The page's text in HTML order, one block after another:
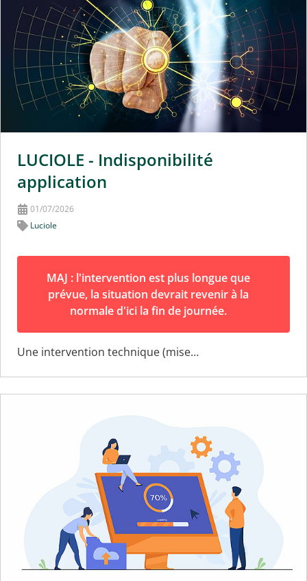
LUCIOLE - Indisponibilité
application
01/07/2026
Luciole
MAJ : l'intervention est plus longue que
prévue, la situation devrait revenir à la
normale d'ici la fin de journée.
Une intervention technique (mise…